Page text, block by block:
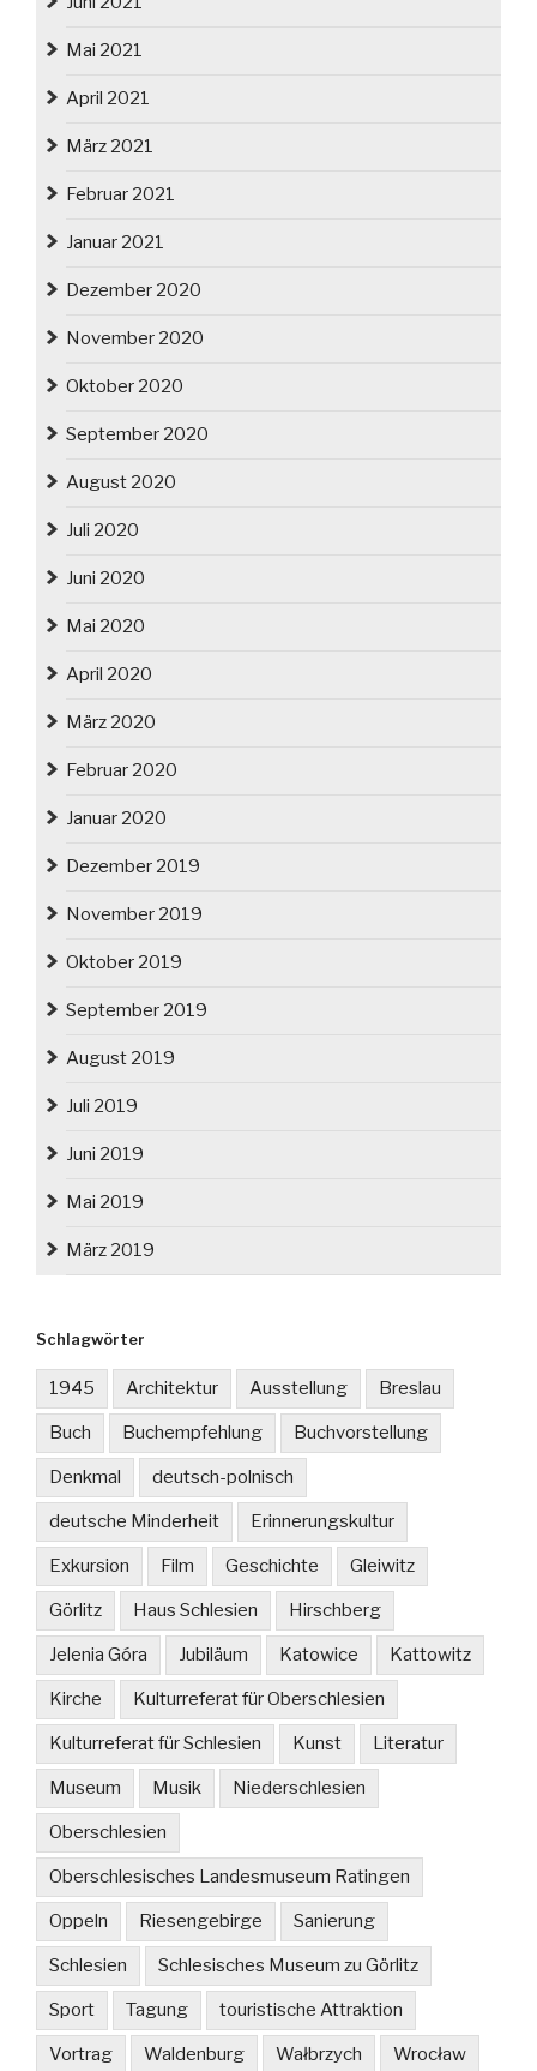
Mai 2021
April 2021
März 2021
Februar 2021
Januar 2021
Dezember 2020
November 2020
Oktober 2020
September 2020
August 2020
Juli 2020
Juni 2020
Mai 2020
April 2020
März 2020
Februar 2020
Januar 2020
Dezember 2019
November 2019
Oktober 2019
September 2019
August 2019
Juli 2019
Juni 2019
Mai 2019
März 2019
Schlagwörter
1945 Architektur Ausstellung Breslau
Buch Buchempfehlung Buchvorstellung
Denkmal deutsch-polnisch
deutsche Minderheit Erinnerungskultur
Exkursion Film Geschichte Gleiwitz
Görlitz Haus Schlesien Hirschberg
Jelenia Góra Jubiläum Katowice Kattowitz
Kirche Kulturreferat für Oberschlesien
Kulturreferat für Schlesien Kunst Literatur
Museum Musik Niederschlesien
Oberschlesien
Oberschlesisches Landesmuseum Ratingen
Oppeln Riesengebirge Sanierung
Schlesien Schlesisches Museum zu Görlitz
Sport Tagung touristische Attraktion
Vortrag Waldenburg Wałbrzych Wrocław